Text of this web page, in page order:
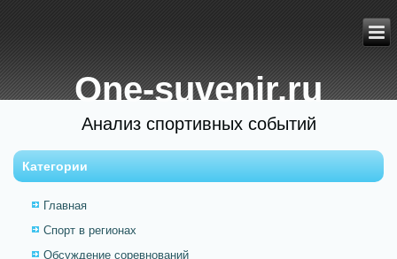
One-suvenir.ru
Анализ спортивных событий
Категории
Главная
Спорт в регионах
Обсуждение соревнований